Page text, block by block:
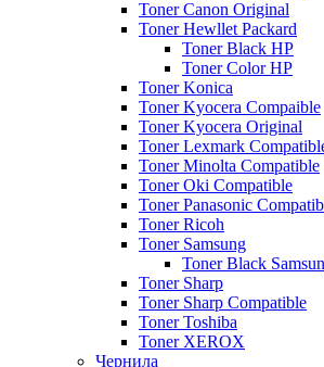
Toner Canon Original
Toner Hewllet Packard
Toner Black HP
Toner Color HP
Toner Konica
Toner Kyocera Compaible
Toner Kyocera Original
Toner Lexmark
Toner Minolta Compatible
Toner Oki Compatible
Toner Panasonic
Toner Ricoh
Toner Samsung
Toner Black
Toner Sharp
Toner Sharp Compatible
Toner Toshiba
Toner XEROX
Чернила